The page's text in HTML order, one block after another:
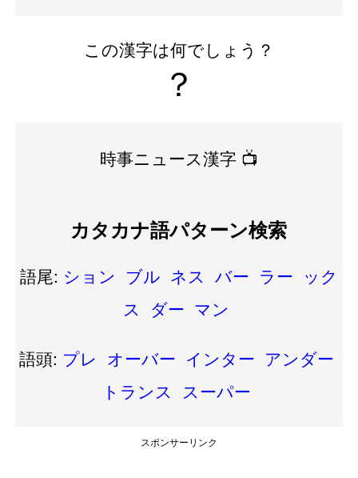
この漢字は何でしょう？
？
時事ニュース漢字 📺
カタカナ語パターン検索
語尾: ション ブル ネス バー ラー ック
ス ダー マン
語頭: プレ オーバー インター アンダー
トランス スーパー
スポンサーリンク